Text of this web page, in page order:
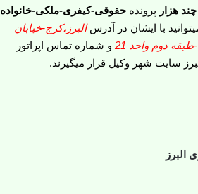
چند هزار پرونده حقوقی-کیفری-ملکی-خانواده
با ایشان در آدرسالبرز،کرج-خیابان
و شماره تماس اپراتور
سایت شهر وکیل قرار میگیرند.
البرز